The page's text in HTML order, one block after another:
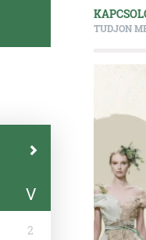
V
2
TUDJON